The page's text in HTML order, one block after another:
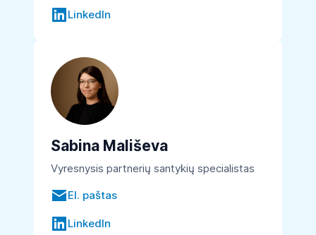
LinkedIn
Sabina Mališeva
Vyresnysis partnerių santykių specialistas
El. paštas
LinkedIn